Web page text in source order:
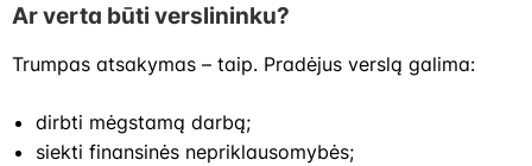
Ar verta būti verslininku?
Trumpas atsakymas – taip. Pradėjus verslą galima:
dirbti mėgstamą darbą;
siekti finansinės nepriklausomybės;